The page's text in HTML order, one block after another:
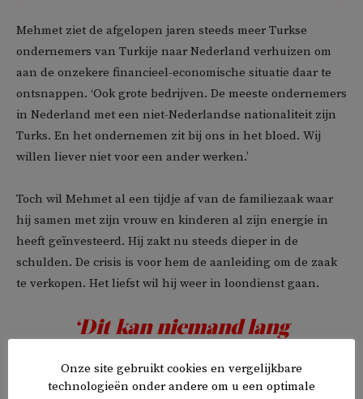
Mehmet ziet de afgelopen jaren steeds meer Turkse
ondernemers van Turkije naar Nederland verhuizen om
aan de onzekere financieel-economische situatie daar te
ontsnappen. ‘Ook grote bedrijven. De meeste ondernemers
in Nederland met een niet-Nederlandse nationaliteit zijn
Turks. En het ondernemen zit bij ons in het bloed. Wij
willen liever niet voor een ander werken.’
Toch wil Mehmet al een tijdje af van de familiezaak waar
hij samen met zijn vrouw en kinderen al zijn energie in
heeft geïnvesteerd. Hij zakt nu steeds dieper in de
schulden. De crisis is voor hem de aanleiding om de zaak
te verkopen. Het liefst wil hij weer in loondienst gaan.
‘Dit kan niemand lang
Hulp van familie durft hij niet te vragen. ‘Dat is bij ons
Onze site gebruikt cookies en vergelijkbare
technologieën onder andere om u een optimale